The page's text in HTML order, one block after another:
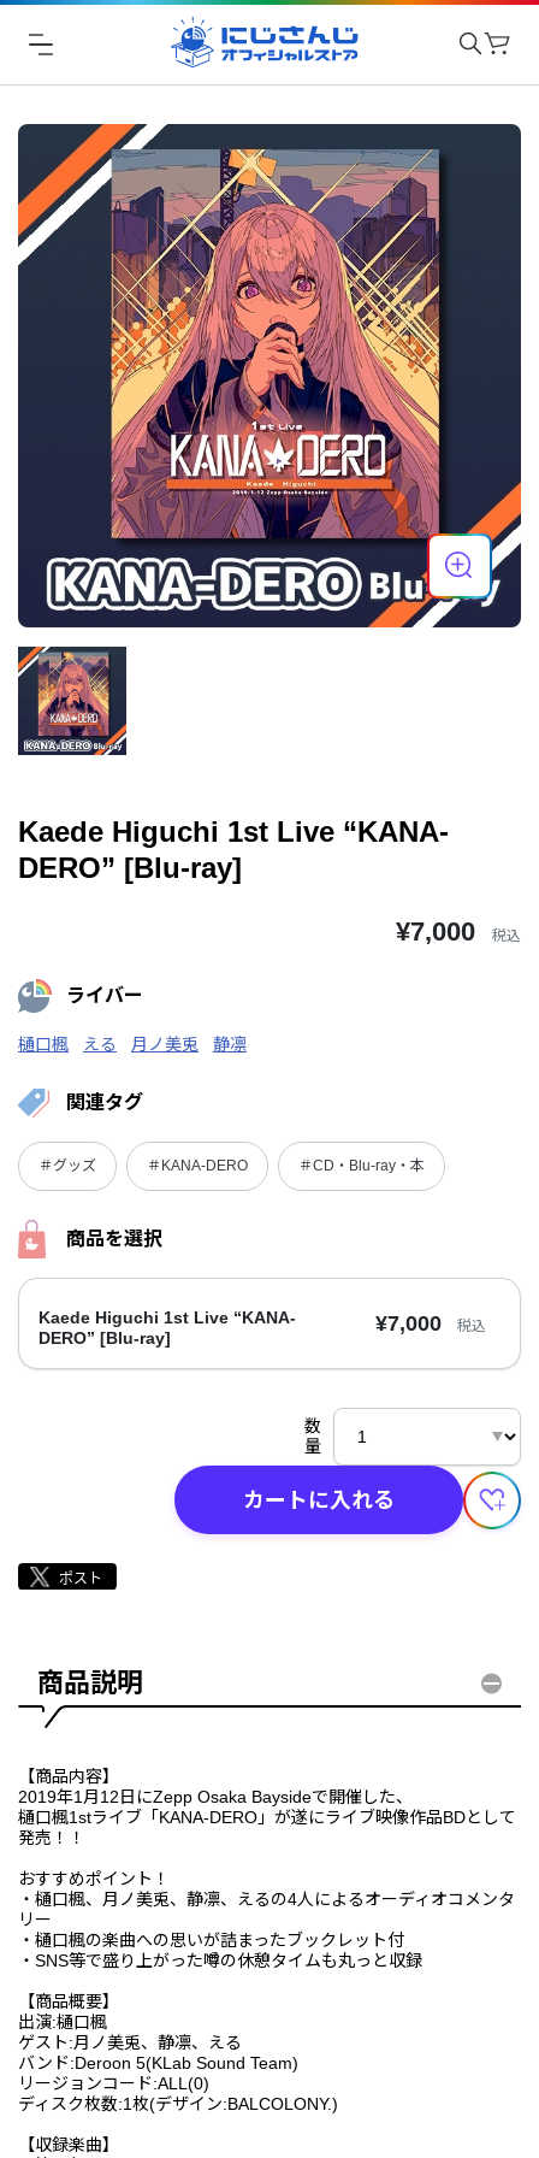
Kaede Higuchi 1st Live “KANA-
DERO” [Blu-ray]
¥7,000 税込
ライバー
樋口楓 える 月ノ美兎 静凛
関連タグ
＃グッズ ＃KANA-DERO ＃CD・Blu-ray・本
商品を選択
Kaede Higuchi 1st Live “KANA-
DERO” [Blu-ray]
¥7,000 税込
数
量
カートに入れる
商品説明
【商品内容】
2019年1月12日にZepp Osaka Baysideで開催した、
樋口楓1stライブ「KANA-DERO」が遂にライブ映像作品BDとして
発売！！
おすすめポイント！
・樋口楓、月ノ美兎、静凛、えるの4人によるオーディオコメンタ
リー
・樋口楓の楽曲への思いが詰まったブックレット付
・SNS等で盛り上がった噂の休憩タイムも丸っと収録
【商品概要】
出演:樋口楓
ゲスト:月ノ美兎、静凛、える
バンド:Deroon 5(KLab Sound Team)
リージョンコード:ALL(0)
ディスク枚数:1枚(デザイン:BALCOLONY.)
【収録楽曲】